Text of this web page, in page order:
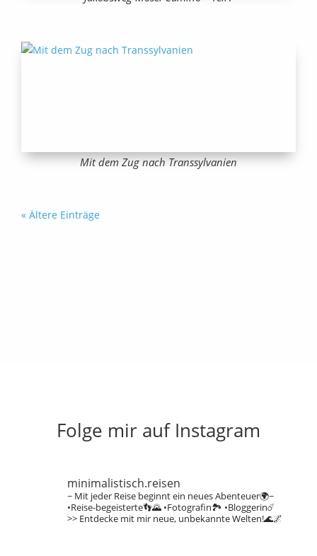
Mit dem Zug nach Transsylvanien
« Ältere Einträge
Folge mir auf Instagram
minimalistisch.reisen
~ Mit jeder Reise beginnt ein neues Abenteuer🌍~
•Reise-begeisterte👣🌄•Fotografin🏞️ •Bloggerin☄️
>> Entdecke mit mir neue, unbekannte Welten!🌊🌌